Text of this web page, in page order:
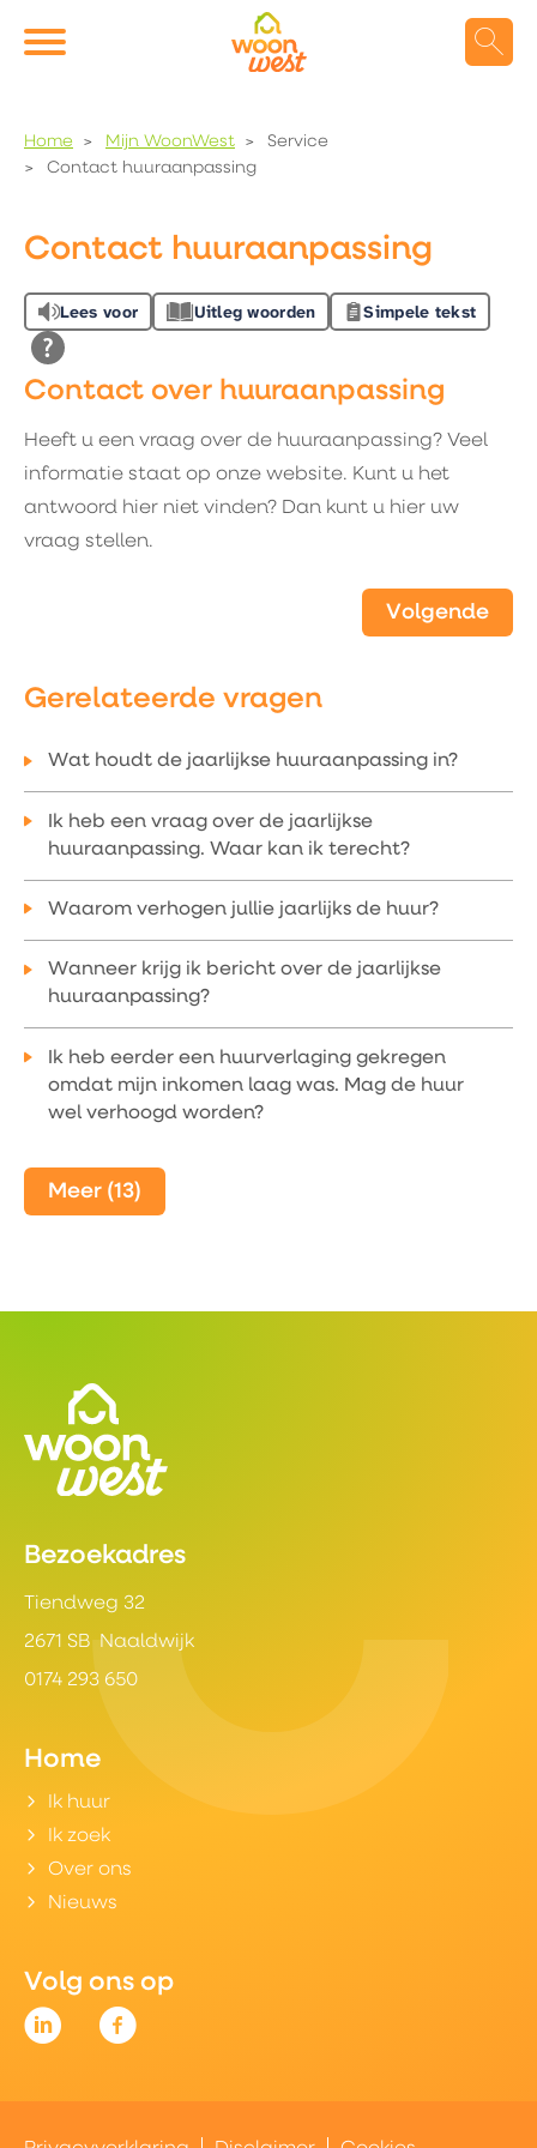
Naar de homepage
Ga naar Hoofd
Home Mijn WoonWest
Service
Contact huuraanpassing
Contact huuraanpassing
Lees voor Uitleg woorden Simpele tekst
Contact over huuraanpassing
Heeft u een vraag over de huuraanpassing? Veel
informatie staat op onze website. Kunt u het
antwoord hier niet vinden? Dan kunt u hier uw
vraag stellen.
Volgende
Gerelateerde vragen
Wat houdt de jaarlijkse huuraanpassing in?
huuraanpassing. Waar kan ik terecht?
Waarom verhogen jullie jaarlijks de huur?
Wanneer krijg ik bericht over de jaarlijkse
huuraanpassing?
omdat mijn inkomen laag was. Mag de huur
wel verhoogd worden?
Meer (13)
Contactinformatie
Bezoekadres
Tiendweg 32
2671 SB Naaldwijk
0174 293 650
Home
Ik huur
Ik zoek
Over ons
Nieuws
Volg ons op